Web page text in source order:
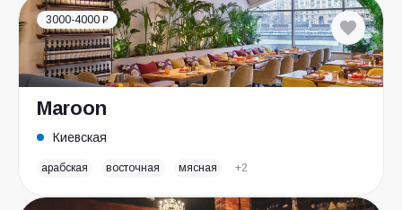
3000-4000 ₽
Maroon
Киевская
арабская восточная мясная +2